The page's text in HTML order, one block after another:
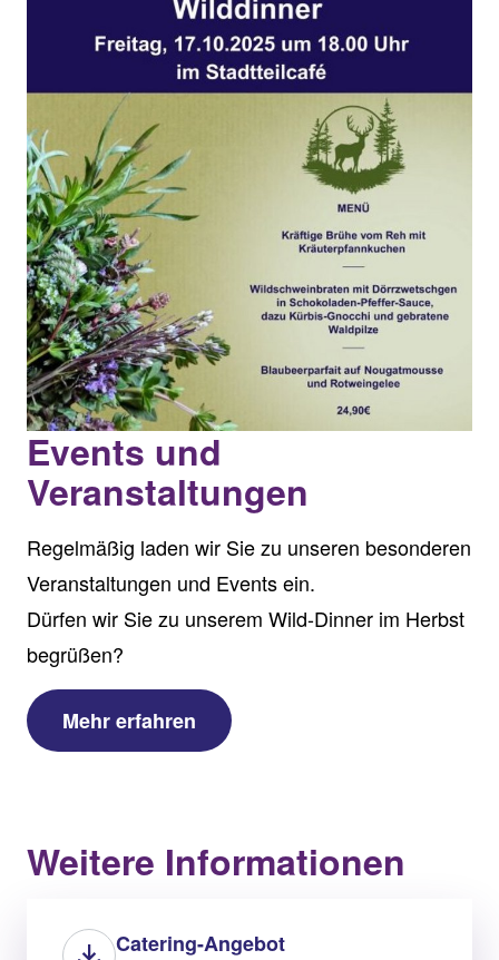
Events und
Veranstaltungen
Regelmäßig laden wir Sie zu unseren besonderen
Veranstaltungen und Events ein.
Dürfen wir Sie zu unserem Wild-Dinner im Herbst
begrüßen?
Mehr erfahren
Weitere Informationen
Catering-Angebot